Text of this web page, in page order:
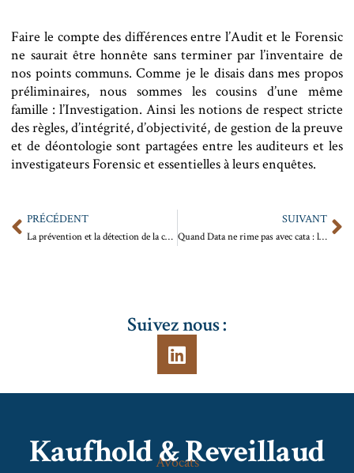
Faire le compte des différences entre l’Audit et le Forensic
ne saurait être honnête sans terminer par l’inventaire de
nos points communs. Comme je le disais dans mes propos
préliminaires, nous sommes les cousins d’une même
famille : l’Investigation. Ainsi les notions de respect stricte
des règles, d’intégrité, d’objectivité, de gestion de la preuve
et de déontologie sont partagées entre les auditeurs et les
investigateurs Forensic et essentielles à leurs enquêtes.
PRÉCÉDENT
La prévention et la détection de la corruption privée dans les entreprises non soumises au dispositif Sapin II
SUIVANT
Quand Data ne rime pas avec cata : les bienfaits de l’analyse des données pour les institutions financières
Suivez nous :
Kaufhold & Reveillaud
Avocats